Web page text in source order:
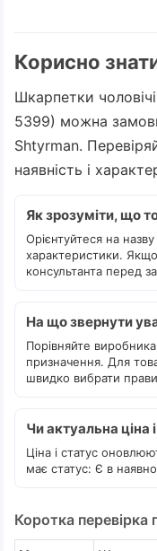
Корисно
Шкарпетки
5399) можна
Shtyrman.
наявність і
Як зрозуміти, що
Орієнтуйтеся на
характеристики.
консультанта перед
На що звернути
Порівняйте
призначення. Для
швидко вибрати
Чи актуальна ціна
Ціна і статус
має статус: Є в
Коротка